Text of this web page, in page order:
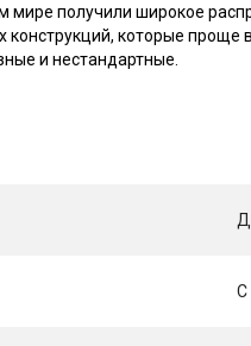
мире получили широкое
которые
и нестандартные.
С